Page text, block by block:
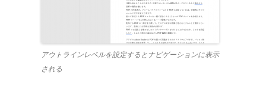
アウトラインレベルを設定するとナビゲーションに表示
される